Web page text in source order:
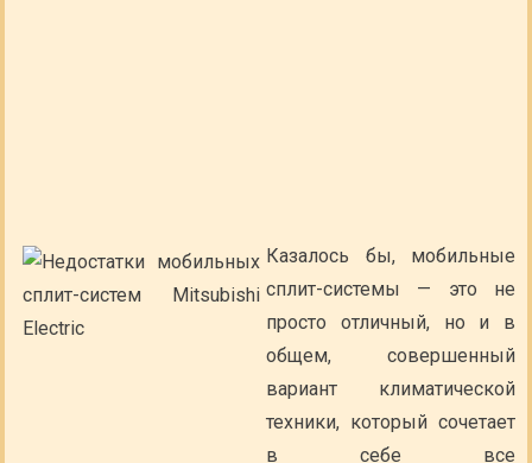
Казалось бы, мобильные
сплит-системы — это не
просто отличный, но и в
общем, совершенный
вариант климатической
техники, который сочетает
в себе все